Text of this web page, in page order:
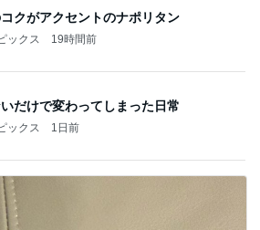
クがアクセントのナポリタン
ックス 19時間前
だけで変わってしまった日常
ックス 1日前